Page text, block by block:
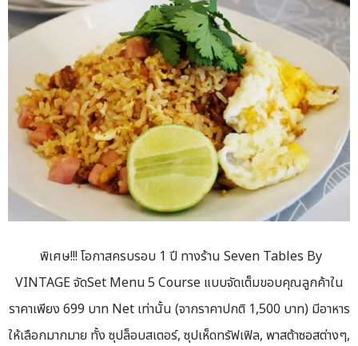
พิเศษ!!! โอกาสครบรอบ 1 ปี ทางร้าน Seven Tables By
VINTAGE จัดSet Menu 5 Course แบบจัดเต็มขอบคุณลูกค้าใน
ราคาเพียง 699 บาท Net เท่านั้น (จากราคาปกติ 1,500 บาท) มีอาหาร
ให้เลือกมากมาย ทั้ง ซุปล็อบสเตอร์, ซุปเห็ดทรัฟเฟิล, พาสต้าซอสต่างๆ,